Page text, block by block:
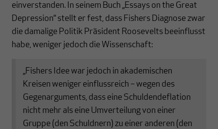
einverstanden. In seinem Buch „Essays on the Great
Depression“ stellt er fest, dass Fishers Diagnose zwar
die damalige Politik Präsident Roosevelts beeinflusst
habe, weniger jedoch die Wissenschaft:
„Fishers Idee war jedoch in akademischen
Kreisen weniger einflussreich – wegen des
Gegenarguments, dass eine Schuldendeflation
nicht mehr als eine Umverteilung von einer
Gruppe (den Schuldnern) zu einer anderen (den